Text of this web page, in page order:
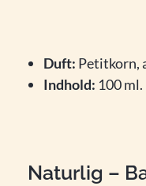
Duft: Petitkorn,
Indhold: 100 ml.
Naturlig –